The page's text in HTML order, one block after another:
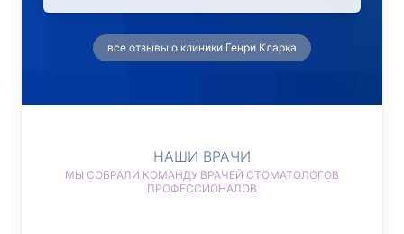
все отзывы о клиники Генри Кларка
НАШИ ВРАЧИ
МЫ СОБРАЛИ КОМАНДУ ВРАЧЕЙ СТОМАТОЛОГОВ
ПРОФЕССИОНАЛОВ